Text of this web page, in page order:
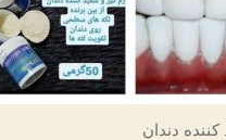
دندان